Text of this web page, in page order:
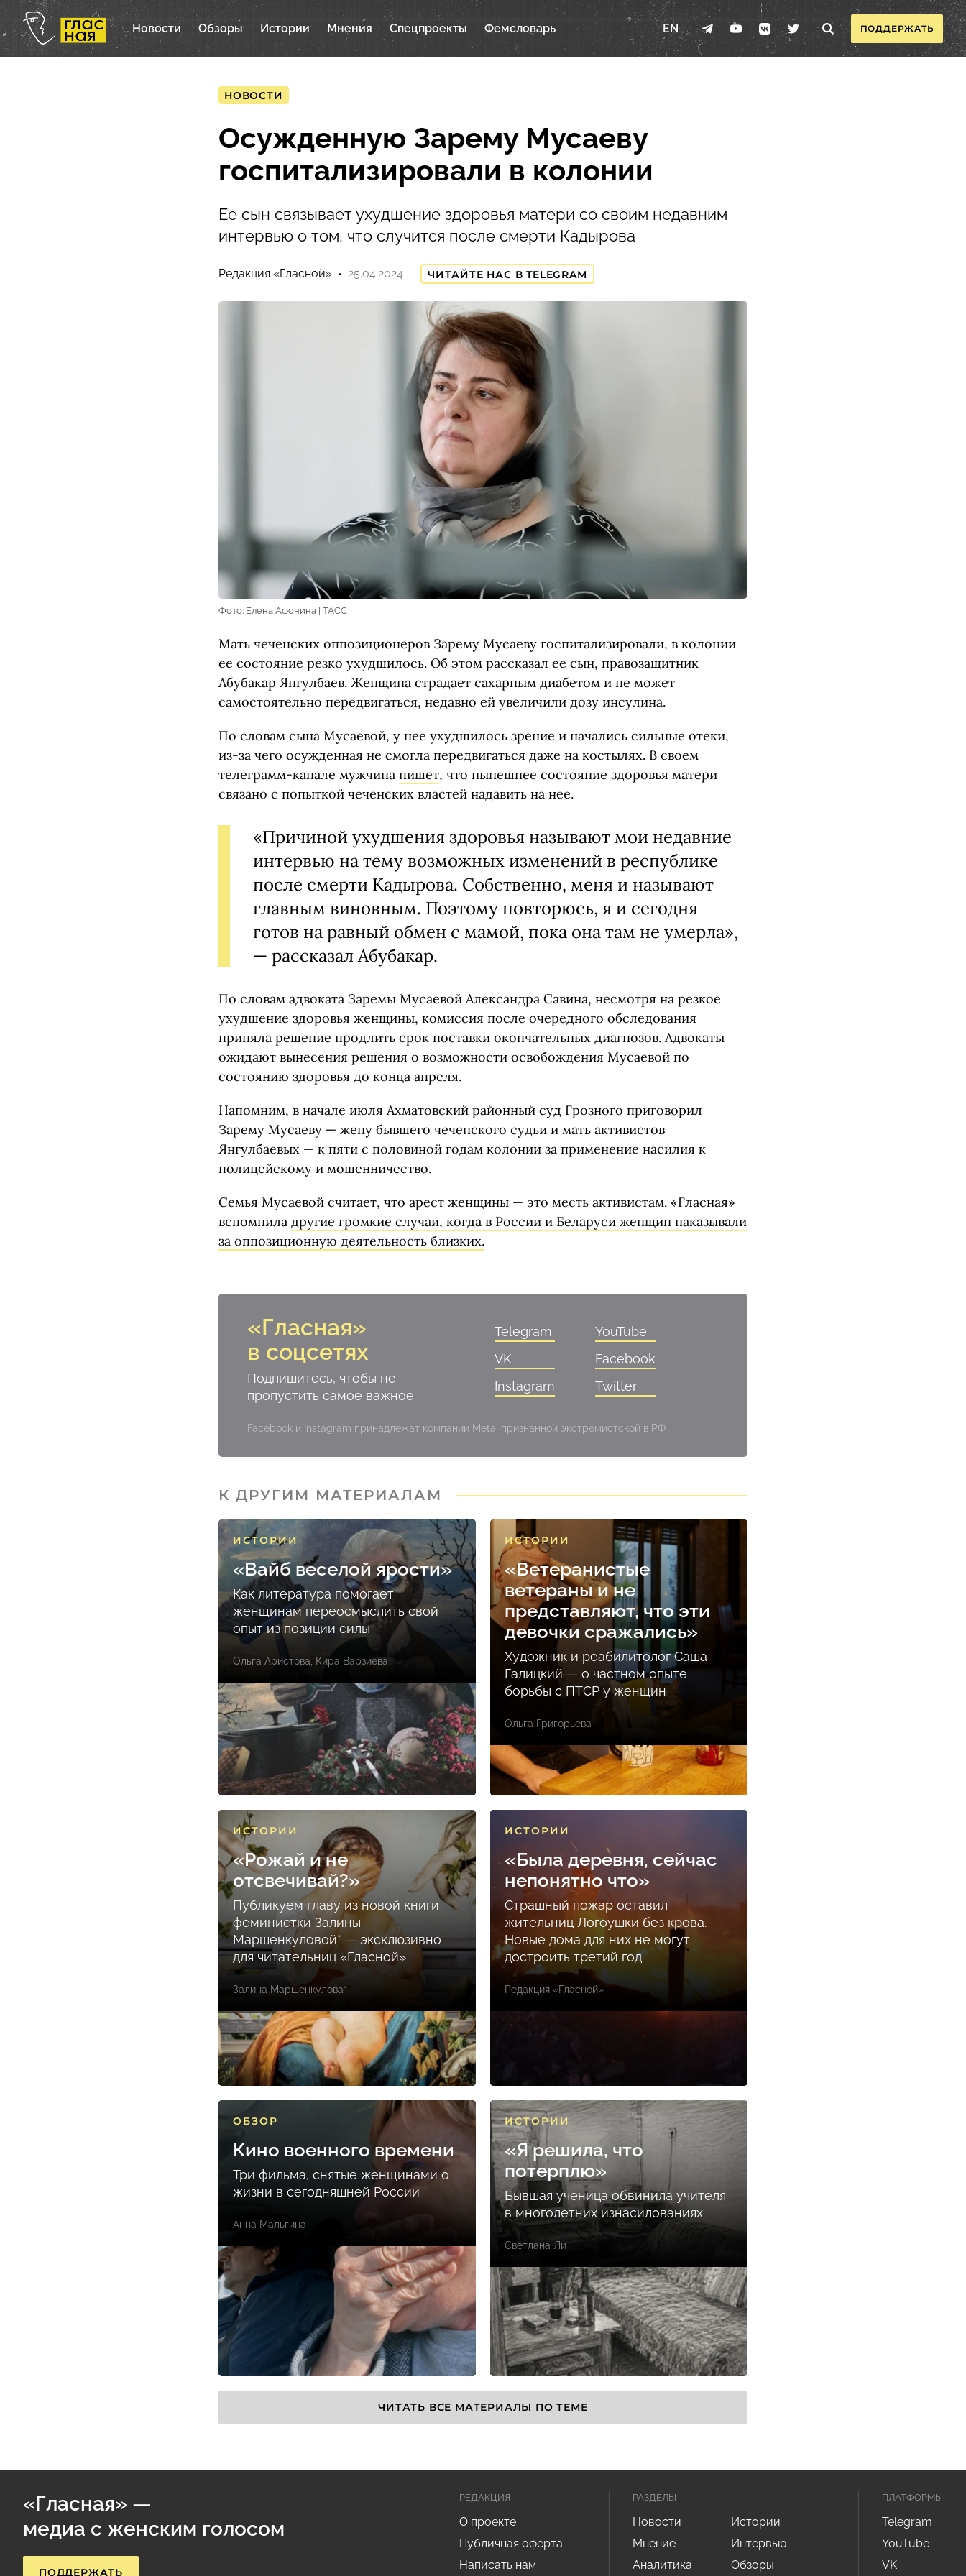
Новости Обзоры Истории Мнения Спецпроекты Фемсловарь EN ПОДДЕРЖАТЬ
НОВОСТИ
Осужденную Зарему Мусаеву
госпитализировали в колонии
Ее сын связывает ухудшение здоровья матери со своим недавним
интервью о том, что случится после смерти Кадырова
Редакция «Гласной» 25.04.2024 ЧИТАЙТЕ НАС В TELEGRAM
Фото: Елена Афонина | ТАСС
Мать чеченских оппозиционеров Зарему Мусаеву госпитализировали, в колонии
ее состояние резко ухудшилось. Об этом рассказал ее сын, правозащитник
Абубакар Янгулбаев. Женщина страдает сахарным диабетом и не может
самостоятельно передвигаться, недавно ей увеличили дозу инсулина.
По словам сына Мусаевой, у нее ухудшилось зрение и начались сильные отеки,
из-за чего осужденная не смогла передвигаться даже на костылях. В своем
телеграмм-канале мужчина пишет, что нынешнее состояние здоровья матери
связано с попыткой чеченских властей надавить на нее.
«Причиной ухудшения здоровья называют мои недавние
интервью на тему возможных изменений в республике
после смерти Кадырова. Собственно, меня и называют
главным виновным. Поэтому повторюсь, я и сегодня
готов на равный обмен с мамой, пока она там не умерла»,
— рассказал Абубакар.
По словам адвоката Заремы Мусаевой Александра Савина, несмотря на резкое
ухудшение здоровья женщины, комиссия после очередного обследования
приняла решение продлить срок поставки окончательных диагнозов. Адвокаты
ожидают вынесения решения о возможности освобождения Мусаевой по
состоянию здоровья до конца апреля.
Напомним, в начале июля Ахматовский районный суд Грозного приговорил
Зарему Мусаеву — жену бывшего чеченского судьи и мать активистов
Янгулбаевых — к пяти с половиной годам колонии за применение насилия к
полицейскому и мошенничество.
Семья Мусаевой считает, что арест женщины — это месть активистам. «Гласная»
вспомнила другие громкие случаи, когда в России и Беларуси женщин наказывали
за оппозиционную деятельность близких.
«Гласная»
в соцсетях
Подпишитесь, чтобы не
пропустить самое важное
Telegram
YouTube
VK
Facebook
Instagram
Twitter
Facebook и Instagram принадлежат компании Meta, признанной экстремистской в РФ
К ДРУГИМ МАТЕРИАЛАМ
ИСТОРИИ
«Вайб веселой ярости»
Как литература помогает
женщинам переосмыслить свой
опыт из позиции силы
Ольга Аристова Кира Варзиева
ИСТОРИИ
«Ветеранистые
ветераны и не
представляют, что эти
девочки сражались»
Художник и реабилитолог Саша
Галицкий — о частном опыте
борьбы с ПТСР у женщин
Ольга Григорьева
ИСТОРИИ
«Рожай и не
отсвечивай?»
Публикуем главу из новой книги
феминистки Залины
Маршенкуловой* — эксклюзивно
для читательниц «Гласной»
Залина Маршенкулова*
ИСТОРИИ
«Была деревня, сейчас
непонятно что»
Страшный пожар оставил
жительниц Логоушки без крова.
Новые дома для них не могут
достроить третий год
Редакция «Гласной»
ОБЗОР
Кино военного времени
Три фильма, снятые женщинами о
жизни в сегодняшней России
Анна Мальгина
ИСТОРИИ
«Я решила, что
потерплю»
Бывшая ученица обвинила учителя
в многолетних изнасилованиях
Светлана Ли
ЧИТАТЬ ВСЕ МАТЕРИАЛЫ ПО ТЕМЕ
«Гласная» —
медиа с женским голосом
ПОДДЕРЖАТЬ
РЕДАКЦИЯ
О проекте
Публичная оферта
Написать нам
РАЗДЕЛЫ
Новости
Истории
Мнение
Интервью
Аналитика
Обзоры
ПЛАТФОРМЫ
Telegram
YouTube
VK